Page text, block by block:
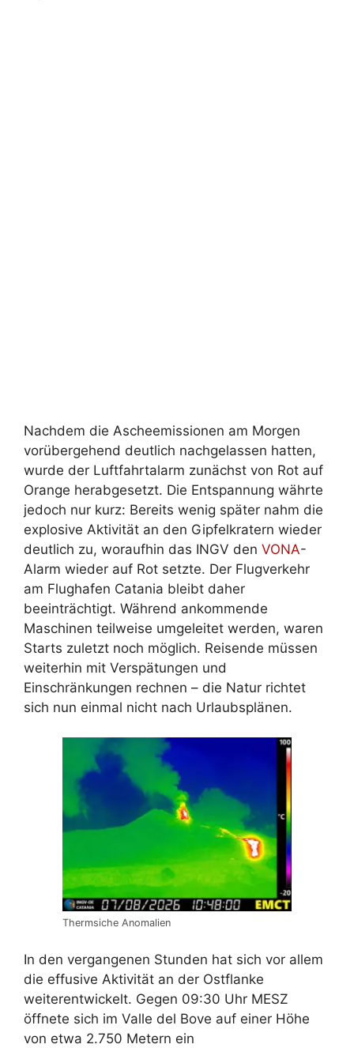
Nachdem die Ascheemissionen am Morgen
vorübergehend deutlich nachgelassen hatten,
wurde der Luftfahrtalarm zunächst von Rot auf
Orange herabgesetzt. Die Entspannung währte
jedoch nur kurz: Bereits wenig später nahm die
explosive Aktivität an den Gipfelkratern wieder
deutlich zu, woraufhin das INGV den VONA-
Alarm wieder auf Rot setzte. Der Flugverkehr
am Flughafen Catania bleibt daher
beeinträchtigt. Während ankommende
Maschinen teilweise umgeleitet werden, waren
Starts zuletzt noch möglich. Reisende müssen
weiterhin mit Verspätungen und
Einschränkungen rechnen – die Natur richtet
sich nun einmal nicht nach Urlaubsplänen.
Thermsiche Anomalien
In den vergangenen Stunden hat sich vor allem
die effusive Aktivität an der Ostflanke
weiterentwickelt. Gegen 09:30 Uhr MESZ
öffnete sich im Valle del Bove auf einer Höhe
von etwa 2.750 Metern ein